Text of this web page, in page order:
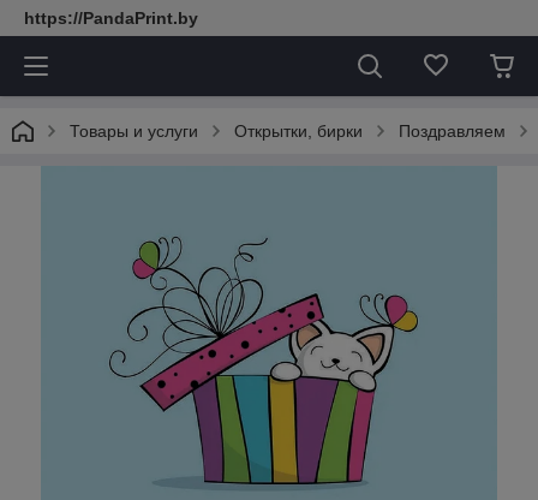
https://PandaPrint.by
Товары и услуги Открытки, бирки Поздравляем